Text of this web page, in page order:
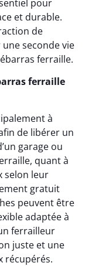
pour
et durable.
de
seconde vie
ferraille.
ferraille
à
de libérer un
garage ou
quant à
selon leur
gratuit
peuvent être
adaptée à
ferrailleur
juste et une
récupérés.